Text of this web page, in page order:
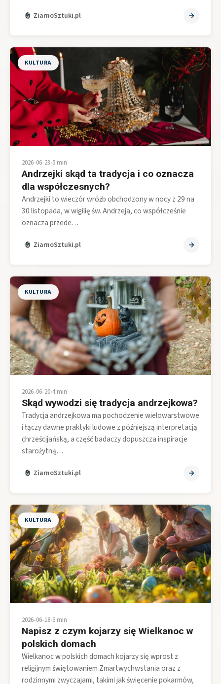
ZiarnoSztuki.pl
KULTURA
2026-06-23•5 min
Andrzejki skąd ta tradycja i co oznacza
dla współczesnych?
Andrzejki to wieczór wróżb obchodzony w nocy z 29 na
30 listopada, w wigilię św. Andrzeja, co współcześnie
oznacza przede…
ZiarnoSztuki.pl
KULTURA
2026-06-20•4 min
Skąd wywodzi się tradycja andrzejkowa?
Tradycja andrzejkowa ma pochodzenie wielowarstwowe
i łączy dawne praktyki ludowe z późniejszą interpretacją
chrześcijańską, a część badaczy dopuszcza inspiracje
starożytną…
ZiarnoSztuki.pl
KULTURA
2026-06-18•5 min
Napisz z czym kojarzy się Wielkanoc w
polskich domach
Wielkanoc w polskich domach kojarzy się wprost z
religijnym świętowaniem Zmartwychwstania oraz z
rodzinnymi zwyczajami, takimi jak święcenie pokarmów,